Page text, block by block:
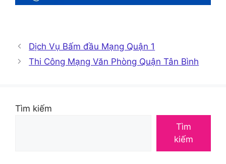
Dịch Vụ Bấm đầu Mạng Quận 1
Thi Công Mạng Văn Phòng Quận Tân Bình
Tìm kiếm
Tìm
kiếm